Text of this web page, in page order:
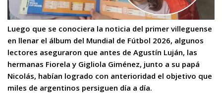
Luego que se conociera la noticia del primer villeguense
en llenar el álbum del Mundial de Fútbol 2026, algunos
lectores aseguraron que antes de Agustín Luján, las
hermanas Fiorela y Gigliola Giménez, junto a su papá
Nicolás, habían logrado con anterioridad el objetivo que
miles de argentinos persiguen día a día.